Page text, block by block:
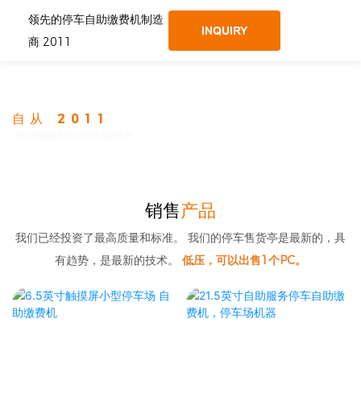
领先的停车自助缴费机制造
商 2011
INQUIRY
自从 2011
销售产品
我们已经投资了最高质量和标准。 我们的停车售货亭是最新的，具
有趋势，是最新的技术。 低压，可以出售1个PC。